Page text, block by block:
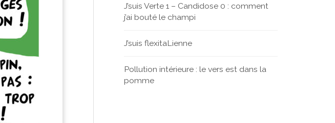
J’suis Verte 1 – Candidose 0 : comment
j’ai bouté le champi
J’suis flexitaLienne
Pollution intérieure : le vers est dans la
pomme